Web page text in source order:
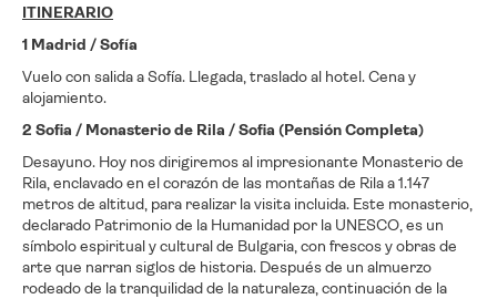
ITINERARIO
1 Madrid / Sofía
Vuelo con salida a Sofía. Llegada, traslado al hotel. Cena y
alojamiento.
2 Sofia / Monasterio de Rila / Sofia (Pensión Completa)
Desayuno. Hoy nos dirigiremos al impresionante Monasterio de
Rila, enclavado en el corazón de las montañas de Rila a 1.147
metros de altitud, para realizar la visita incluida. Este monasterio,
declarado Patrimonio de la Humanidad por la UNESCO, es un
símbolo espiritual y cultural de Bulgaria, con frescos y obras de
arte que narran siglos de historia. Después de un almuerzo
rodeado de la tranquilidad de la naturaleza, continuación de la